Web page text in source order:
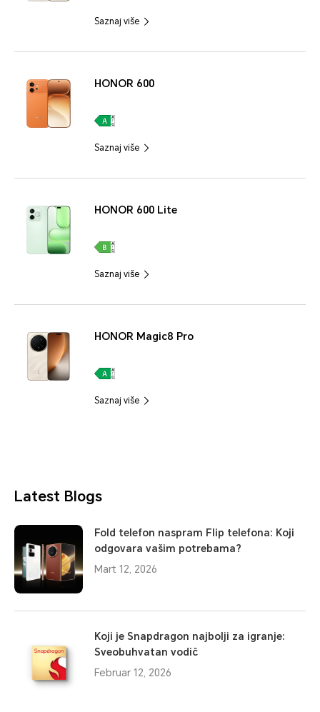
Saznaj više
HONOR 600
Saznaj više
HONOR 600 Lite
Saznaj više
HONOR Magic8 Pro
Saznaj više
Latest Blogs
Fold telefon naspram Flip telefona: Koji
odgovara vašim potrebama?
Mart 12, 2026
Koji je Snapdragon najbolji za igranje:
Sveobuhvatan vodič
Februar 12, 2026